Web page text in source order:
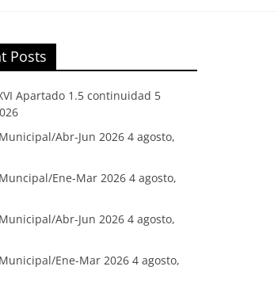
Posts
Apartado 1.5 continuidad 5
Abr-Jun 2026 4 agosto,
Ene-Mar 2026 4 agosto,
Abr-Jun 2026 4 agosto,
Ene-Mar 2026 4 agosto,